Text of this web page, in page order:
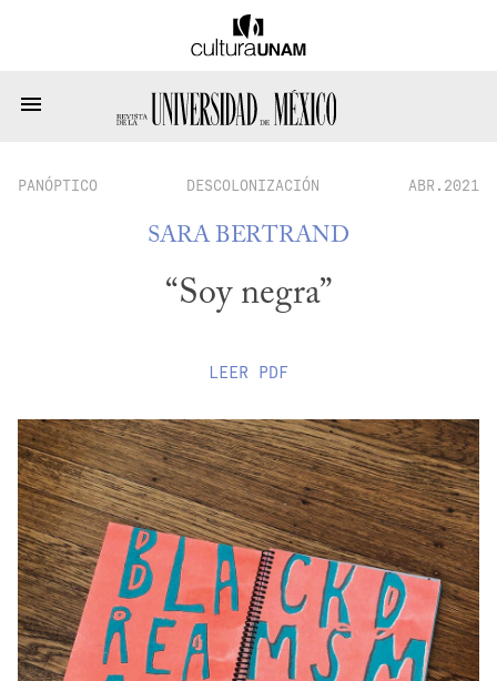
PANÓPTICO DESCOLONIZACIÓN ABR.2021
SARA BERTRAND
“Soy negra”
LEER PDF